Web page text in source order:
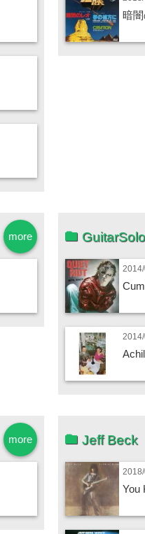
暗
more
more Jeff Beck
You